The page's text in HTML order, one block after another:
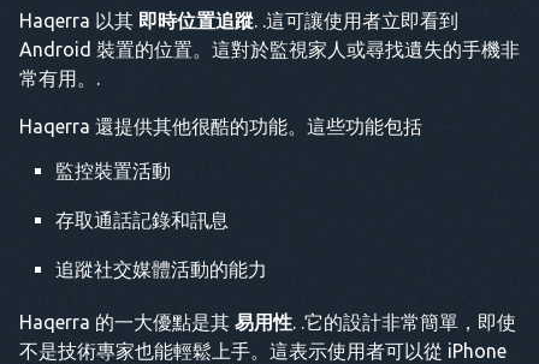
Haqerra 以其 即時位置追蹤. .這可讓使用者立即看到
Android 裝置的位置。這對於監視家人或尋找遺失的手機非
常有用。.
Haqerra 還提供其他很酷的功能。這些功能包括
監控裝置活動
存取通話記錄和訊息
追蹤社交媒體活動的能力
Haqerra 的一大優點是其 易用性. .它的設計非常簡單，即使
不是技術專家也能輕鬆上手。這表示使用者可以從 iPhone